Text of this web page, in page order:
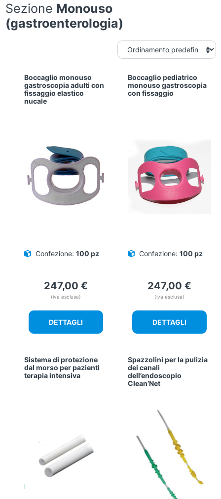
Sezione Monouso
(gastroenterologia)
Boccaglio monouso
gastroscopia adulti con
fissaggio elastico
nucale
Confezione: 100 pz
247,00 €
(iva esclusa)
DETTAGLI
Boccaglio pediatrico
monouso gastroscopia
con fissaggio
Confezione: 100 pz
247,00 €
(iva esclusa)
DETTAGLI
Sistema di protezione
dal morso per pazienti
terapia intensiva
Spazzolini per la pulizia
dei canali
dell’endoscopio
Clean’Net